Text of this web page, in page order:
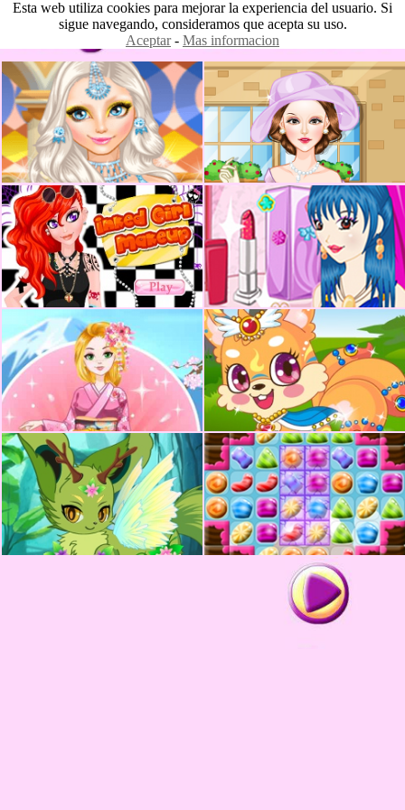
Esta web utiliza cookies para mejorar la experiencia del usuario. Si
sigue navegando, consideramos que acepta su uso.
Aceptar- Mas informacion